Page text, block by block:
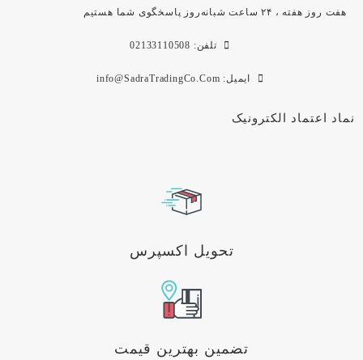
هفت روز هفته ، ۲۴ ساعت شبانه‌روز پاسخگوی شما هستیم
تلفن: 02133110508
ایمیل: info@SadraTradingCo.Com
نماد اعتماد الکترونیک
تحویل اکسپرس
تضمین بهترین قیمت